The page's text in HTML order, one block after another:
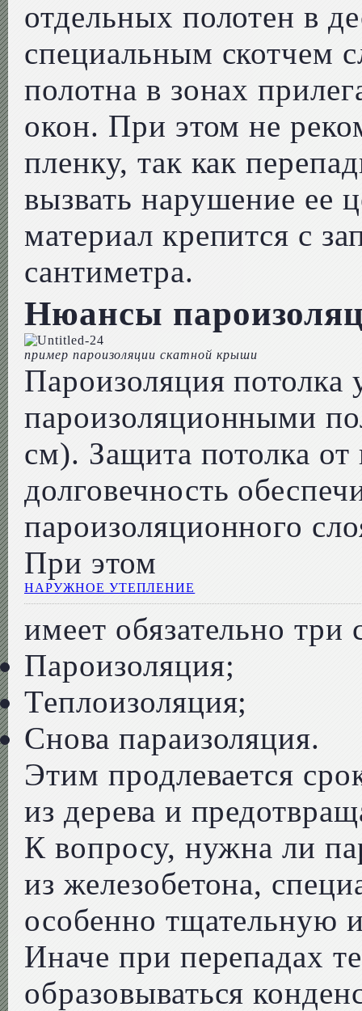
отдельных полотен в
специальным скотчем
полотна в зонах
окон. При этом не
пленку, так как
вызвать нарушение ее
материал крепится с
сантиметра.
Нюансы
пример пароизоляции скатной крыши
Пароизоляция потолка
пароизоляционными
см). Защита потолка от
долговечность
пароизоляционного
При этом
НАРУЖНОЕ УТЕПЛЕНИЕ
имеет обязательно три
Пароизоляция;
Теплоизоляция;
Снова параизоляция.
Этим продлевается
из дерева и
К вопросу, нужна ли
из железобетона,
особенно тщательную
Иначе при перепадах
образовываться